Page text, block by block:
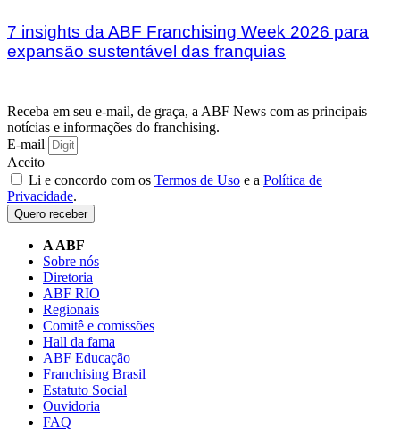
7 insights da ABF Franchising Week 2026 para
expansão sustentável das franquias
Receba em seu e-mail, de graça, a ABF News com as principais
notícias e informações do franchising.
E-mail
Aceito
Li e concordo com os Termos de Uso e a Política de
Privacidade.
Quero receber
A ABF
Sobre nós
Diretoria
ABF RIO
Regionais
Comitê e comissões
Hall da fama
ABF Educação
Franchising Brasil
Estatuto Social
Ouvidoria
FAQ